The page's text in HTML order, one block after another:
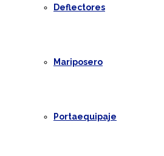
Deflectores
Mariposero
Portaequipaje